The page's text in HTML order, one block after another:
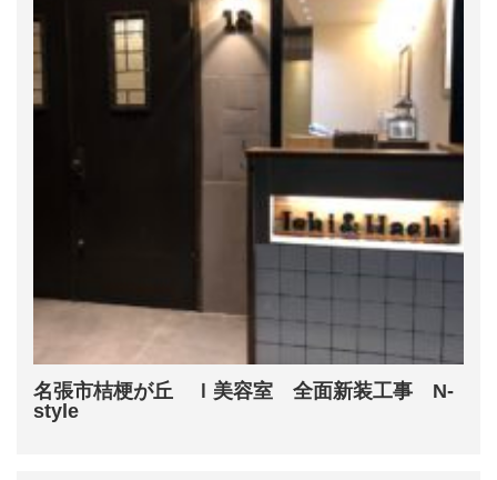
名張市桔梗が丘 Ｉ美容室 全面新装工事 N-
style